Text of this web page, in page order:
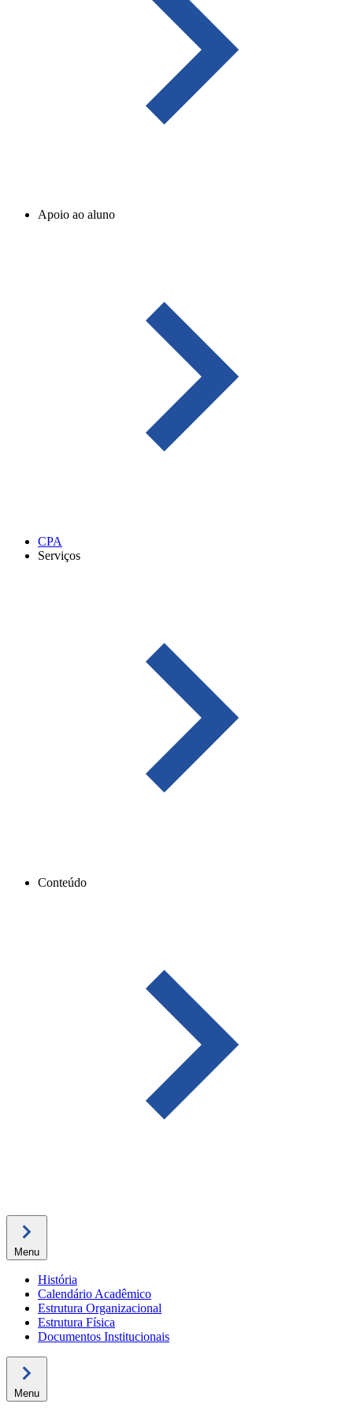
Apoio ao aluno
CPA
Serviços
Conteúdo
Menu
História
Calendário Acadêmico
Estrutura Organizacional
Estrutura Física
Documentos Institucionais
Menu